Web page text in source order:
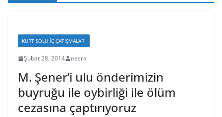
KÜRT SOLU İÇ ÇATIŞMALARI
Şubat 28, 2014 nesra
M. Şener’i ulu önderimizin
buyruğu ile oybirliği ile ölüm
cezasına çaptırıyoruz